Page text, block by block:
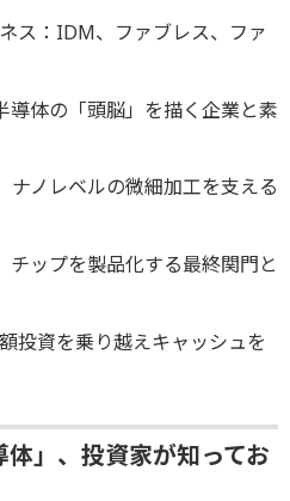
ス：IDM、ファブレス、ファ
導体の「頭脳」を描く企業と素
ナノレベルの微細加工を支える
チップを製品化する最終関門と
投資を乗り越えキャッシュを
」、投資家が知ってお